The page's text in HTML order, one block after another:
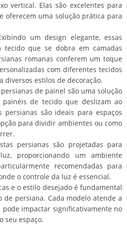
vertical. Elas são excelentes para
oferecem uma solução prática para
um design elegante, essas
tecido que se dobra em camadas
romanas conferem um toque
com diferentes tecidos
diversos estilos de decoração.
persianas de painel são uma solução
painéis de tecido que deslizam ao
são ideais para espaços
para dividir ambientes ou como
persianas são projetadas para
proporcionando um ambiente
recomendadas para
o controle da luz é essencial.
e o estilo desejado é fundamental
persiana. Cada modelo atende a
impactar significativamente no
seu espaço.